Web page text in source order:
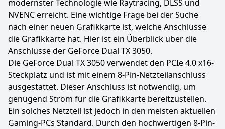
modernster Technologie wie Raytracing, DLSS und
NVENC erreicht. Eine wichtige Frage bei der Suche
nach einer neuen Grafikkarte ist, welche Anschlüsse
die Grafikkarte hat. Hier ist ein Überblick über die
Anschlüsse der GeForce Dual TX 3050.
Die GeForce Dual TX 3050 verwendet den PCIe 4.0 x16-
Steckplatz und ist mit einem 8-Pin-Netzteilanschluss
ausgestattet. Dieser Anschluss ist notwendig, um
genügend Strom für die Grafikkarte bereitzustellen.
Ein solches Netzteil ist jedoch in den meisten aktuellen
Gaming-PCs Standard. Durch den hochwertigen 8-Pin-